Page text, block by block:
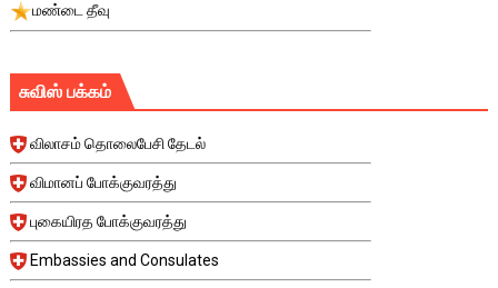
மண்டை தீவு
சுவிஸ் பக்கம்
விலாசம் தொலைபேசி தேடல்
விமானப் போக்குவரத்து
புகையிரத போக்குவரத்து
Embassies and Consulates